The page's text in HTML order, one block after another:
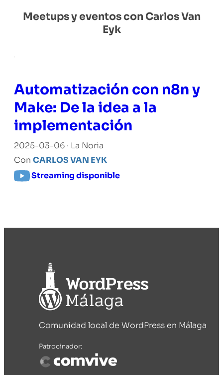
Meetups y eventos con Carlos Van
Eyk
Automatización con n8n y
Make: De la idea a la
implementación
2025-03-06 · La Noria
Con CARLOS VAN EYK
Streaming disponible
Comunidad local de WordPress en Málaga
Patrocinador: